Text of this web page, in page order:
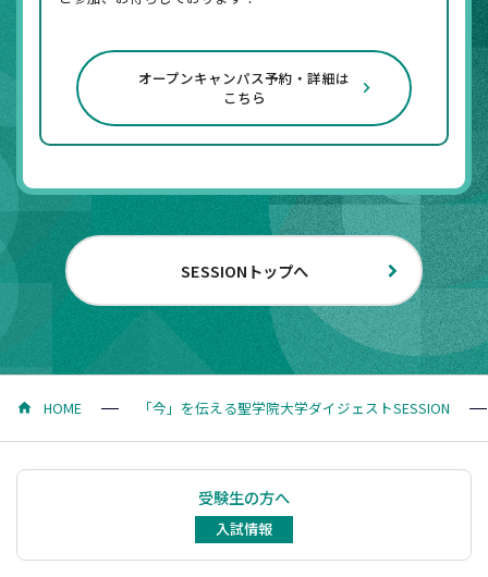
オープンキャンパス予約・詳細は
こちら
SESSIONトップへ
HOME 「今」を伝える聖学院大学ダイジェストSESSION
受験生の方へ
入試情報